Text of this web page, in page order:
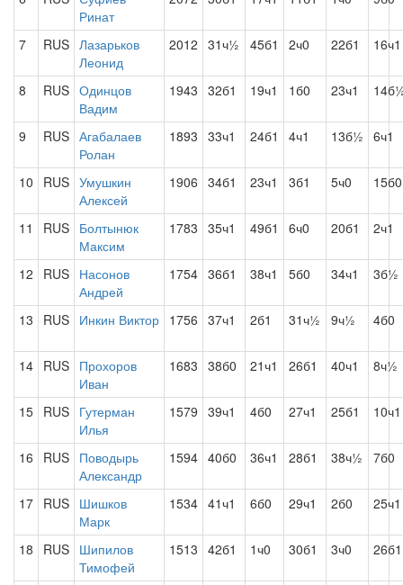
Ринат
7 RUS Лазарьков
Леонид
2012 31ч½ 45б1 2ч0 22б1 16ч1
8 RUS Одинцов
Вадим
1943 32б1 19ч1 1б0 23ч1
9 RUS Агабалаев
Ролан
1893 33ч1 24б1 4ч1 13б½ 6ч1
10 RUS Умушкин
Алексей
1906 34б1 23ч1 3б1 5ч0 15б0
11 RUS Болтынюк
Максим
1783 35ч1 49б1 6ч0 20б1 2ч1
12 RUS Насонов
Андрей
1754 36б1 38ч1 5б0 34ч1 3б½
13 RUS Инкин Виктор 1756 37ч1 2б1 31ч½ 9ч½ 4б0
14 RUS Прохоров
Иван
1683 38б0 21ч1 26б1 40ч1 8ч½
15 RUS Гутерман
Илья
1579 39ч1 4б0 27ч1 25б1 10ч1
16 RUS Поводырь
Александр
1594 40б0 36ч1 28б1 38ч½ 7б0
17 RUS Шишков
Марк
1534 41ч1 6б0 29ч1 2б0 25ч1
18 RUS Шипилов
Тимофей
1513 42б1 1ч0 30б1 3ч0 26б1